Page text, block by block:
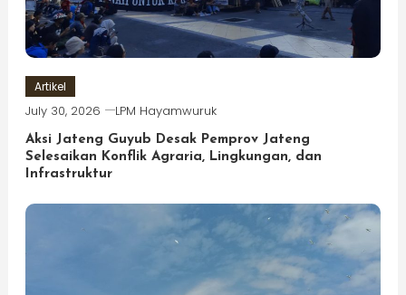
Artikel
July 30, 2026 LPM Hayamwuruk
Aksi Jateng Guyub Desak Pemprov Jateng
Selesaikan Konflik Agraria, Lingkungan, dan
Infrastruktur